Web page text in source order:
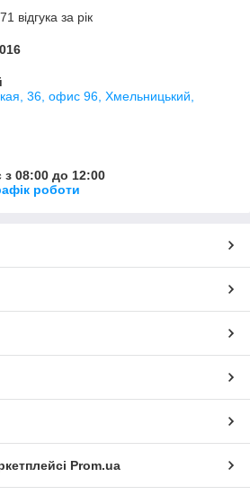
відгука за рік
36, офис 96, Хмельницький,
08:00 до 12:00
роботи
Prom.ua